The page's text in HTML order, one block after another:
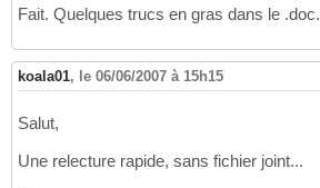
Fait. Quelques trucs en gras dans le .doc.
koala01, le 06/06/2007 à 15h15
Salut,
Une relecture rapide, sans fichier joint...